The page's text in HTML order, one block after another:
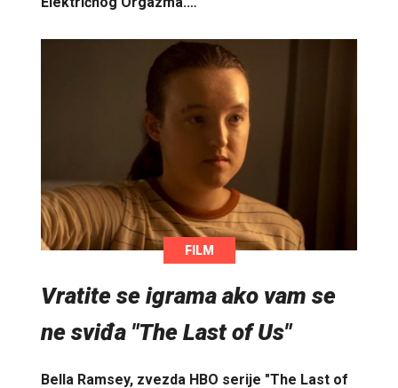
FILM
Vratite se igrama ako vam se
ne sviđa "The Last of Us"
Bella Ramsey, zvezda HBO serije "The Last of